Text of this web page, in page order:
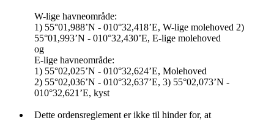
W-lige havneområde:
1) 55°01,988’N - 010°32,418’E, W-lige molehoved 2)
55°01,993’N - 010°32,430’E, E-lige molehoved
og
E-lige havneområde:
1) 55°02,025’N - 010°32,624’E, Molehoved
2) 55°02,036’N - 010°32,637’E, 3) 55°02,073’N -
010°32,621’E, kyst
Dette ordensreglement er ikke til hinder for, at